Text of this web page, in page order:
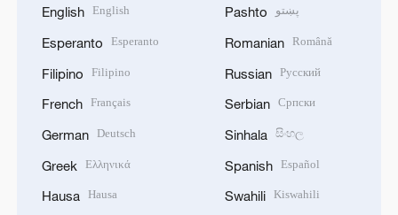
English English
Esperanto Esperanto
Filipino Filipino
French Français
German Deutsch
Greek Ελληνικά
Hausa Hausa
Pashto پښتو
Romanian Română
Russian Русский
Serbian Српски
Sinhala සිංහල
Spanish Español
Swahili Kiswahili